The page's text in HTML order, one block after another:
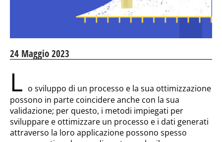
24 Maggio 2023
L o sviluppo di un processo e la sua ottimizzazione
possono in parte coincidere anche con la sua
validazione; per questo, i metodi impiegati per
sviluppare e ottimizzare un processo e i dati generati
attraverso la loro applicazione possono spesso